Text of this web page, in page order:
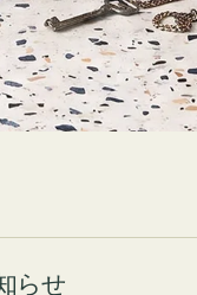
ハンカチ・ソッ
クス
らせ